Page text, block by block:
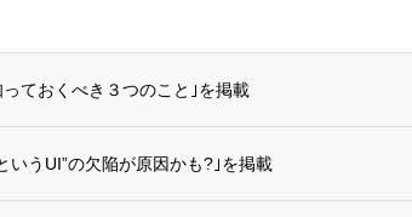
ておくべき３つのこと｣を掲載
いうUI”の欠陥が原因かも?｣を掲載